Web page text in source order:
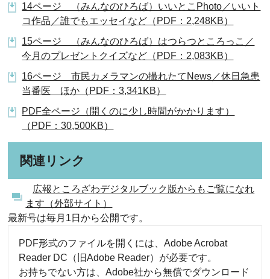
14ページ （みんなのひろば）いいとこPhoto／いいト
コ作品／誰でもエッセイなど（PDF：2,248KB）
15ページ （みんなのひろば）はつらつところっこ／
今月のプレゼントクイズなど（PDF：2,083KB）
16ページ 市民カメラマンの撮れたてNews／休日急患
当番医 ほか（PDF：3,341KB）
PDF全ページ（開くのに少し時間がかかります）
（PDF：30,500KB）
関連リンク
広報ところざわデジタルブック版からもご覧になれ
ます（外部サイト）
最新号は毎月1日から公開です。
PDF形式のファイルを開くには、Adobe Acrobat
Reader DC（旧Adobe Reader）が必要です。
お持ちでない方は、Adobe社から無償でダウンロード